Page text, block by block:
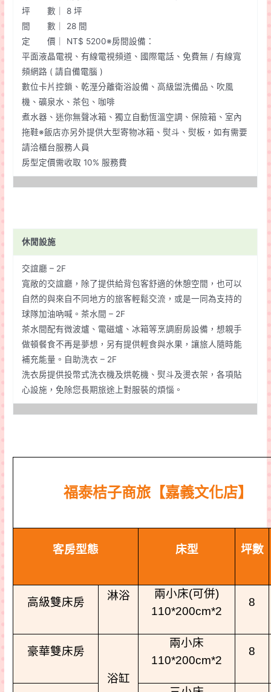
坪 數｜ 8 坪
間 數｜ 28 間
定 價｜ NT$ 5200※房間設備：
平面液晶電視、有線電視頻道、國際電話、免費無 / 有線寬
頻網路 ( 請自備電腦 )
數位卡片控鎖、乾溼分離衛浴設備、高級盥洗備品、吹風
機、礦泉水、茶包、咖啡
煮水器、迷你無聲冰箱、獨立自動恆溫空調、保險箱、室內
拖鞋※飯店亦另外提供大型寄物冰箱、熨斗、熨板，如有需要
請洽櫃台服務人員
房型定價需收取 10% 服務費
休閒設施
交誼廳 – 2F
寬敞的交誼廳，除了提供給背包客舒適的休憩空間，也可以
自然的與來自不同地方的旅客輕鬆交流，或是一同為支持的
球隊加油吶喊。茶水間 – 2F
茶水間配有微波爐、電磁爐、冰箱等烹調廚房設備，想親手
做頓餐食不再是夢想，另有提供輕食與水果，讓旅人隨時能
補充能量。自助洗衣 – 2F
洗衣房提供投幣式洗衣機及烘乾機、熨斗及燙衣架，各項貼
心設施，免除您長期旅途上對服裝的煩惱。
福泰桔子商旅【嘉義文化店】
客房型態 床型 坪數
高級雙床房
淋浴 兩小床(可併)
110*200cm*2
8
豪華雙床房
浴缸
兩小床
110*200cm*2
8